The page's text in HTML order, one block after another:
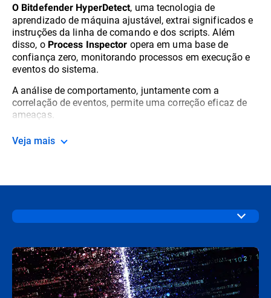
O Bitdefender HyperDetect, uma tecnologia de
aprendizado de máquina ajustável, extrai significados e
instruções da linha de comando e dos scripts. Além
disso, o Process Inspector opera em uma base de
confiança zero, monitorando processos em execução e
eventos do sistema.
A análise de comportamento, juntamente com a
correlação de eventos, permite uma correção eficaz de
ameaças.
Veja mais